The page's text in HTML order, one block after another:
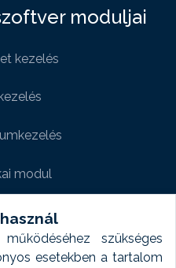
szükséges
esetekben a tartalom
moduljai
kezelés
modul
modul
extra modul